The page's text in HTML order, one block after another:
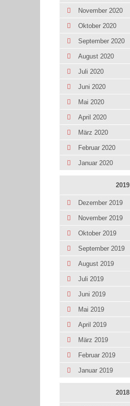
November 2020
Oktober 2020
September 2020
August 2020
Juli 2020
Juni 2020
Mai 2020
April 2020
März 2020
Februar 2020
Januar 2020
2019
Dezember 2019
November 2019
Oktober 2019
September 2019
August 2019
Juli 2019
Juni 2019
Mai 2019
April 2019
März 2019
Februar 2019
Januar 2019
2018